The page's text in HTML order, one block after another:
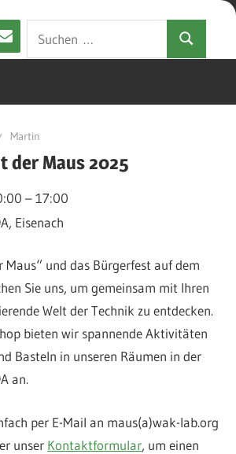
Suchen
Martin
der Maus 2025
–17:00
Eisenach
Maus“ und das Bürgerfest auf dem
Sie uns, um gemeinsam mit Ihren
Welt der Technik zu entdecken.
bieten wir spannende Aktivitäten
Basteln in unseren Räumen in der
an.
per E-Mail an maus(a)wak-lab.org
unser Kontaktformular, um einen